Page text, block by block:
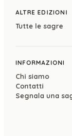
ALTRE EDIZIONI
Tutte le sagre
INFORMAZIONI
Chi siamo
Contatti
Segnala una